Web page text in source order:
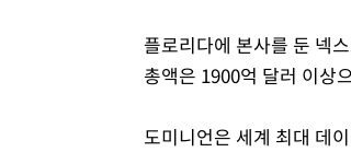
플로리다에 본사를 둔 넥
총액은 1900억 달러 이상
도미니언은 세계 최대 데